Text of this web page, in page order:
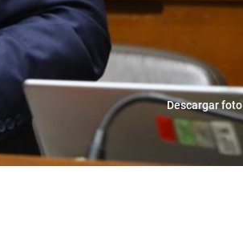
Descargar foto